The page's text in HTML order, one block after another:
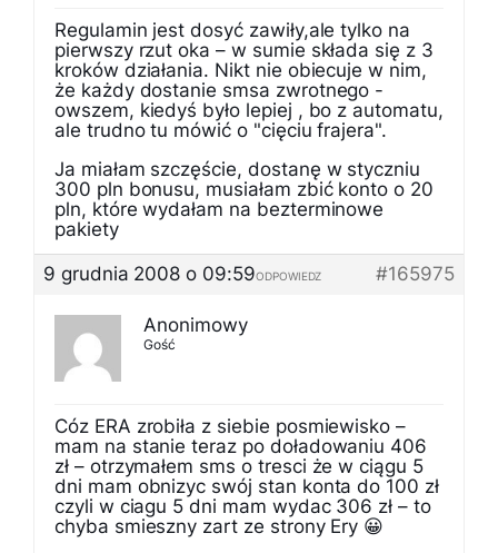
Regulamin jest dosyć zawiły,ale tylko na
pierwszy rzut oka – w sumie składa się z 3
kroków działania. Nikt nie obiecuje w nim,
że każdy dostanie smsa zwrotnego -
owszem, kiedyś było lepiej , bo z automatu,
ale trudno tu mówić o "cięciu frajera".
Ja miałam szczęście, dostanę w styczniu
300 pln bonusu, musiałam zbić konto o 20
pln, które wydałam na bezterminowe
pakiety
9 grudnia 2008 o 09:59
#165975
ODPOWIEDZ
Anonimowy
Gość
Cóz ERA zrobiła z siebie posmiewisko –
mam na stanie teraz po doładowaniu 406
zł – otrzymałem sms o tresci że w ciągu 5
dni mam obnizyc swój stan konta do 100 zł
czyli w ciagu 5 dni mam wydac 306 zł – to
chyba smieszny zart ze strony Ery 😀